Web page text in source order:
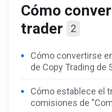
Cómo
trader
2
Cómo convertirse
de Copy Trading de
Cómo establece el
comisiones de